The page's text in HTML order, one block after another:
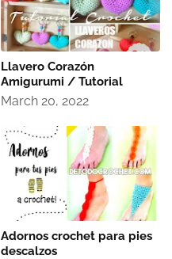
Llavero Corazón
Amigurumi / Tutorial
March 20, 2022
Adornos crochet para pies
descalzos